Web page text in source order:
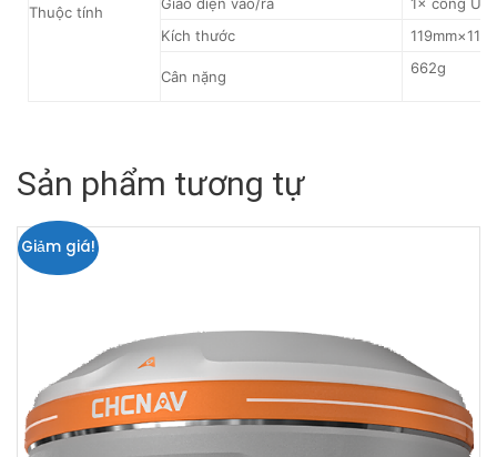
Thuộc tính
Kích thước
Cân nặng 662g
Sản phẩm tương tự
Giảm giá!